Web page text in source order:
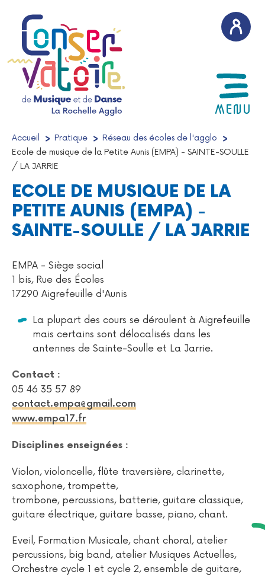
MENU
Accueil Pratique Réseau des écoles de l'agglo
Ecole de musique de la Petite Aunis (EMPA) - SAINTE-SOULLE
/ LA JARRIE
ECOLE DE MUSIQUE DE LA
PETITE AUNIS (EMPA) -
SAINTE-SOULLE / LA JARRIE
EMPA - Siège social
1 bis, Rue des Écoles
17290 Aigrefeuille d'Aunis
La plupart des cours se déroulent à Aigrefeuille
mais certains sont délocalisés dans les
antennes de Sainte-Soulle et La Jarrie.
Contact :
05 46 35 57 89
contact.empa@gmail.com
www.empa17.fr
Disciplines enseignées :
Violon, violoncelle, flûte traversière, clarinette,
saxophone, trompette,
trombone, percussions, batterie, guitare classique,
guitare électrique, guitare basse, piano, chant.
Eveil, Formation Musicale, chant choral, atelier
percussions, big band, atelier Musiques Actuelles,
Orchestre cycle 1 et cycle 2, ensemble de guitare,